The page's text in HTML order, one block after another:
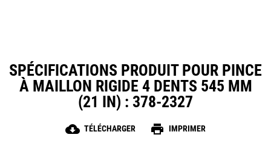
SPÉCIFICATIONS PRODUIT POUR PINCE
À MAILLON RIGIDE 4 DENTS 545 MM
(21 IN) : 378-2327
cloud_download TÉLÉCHARGER print IMPRIMER